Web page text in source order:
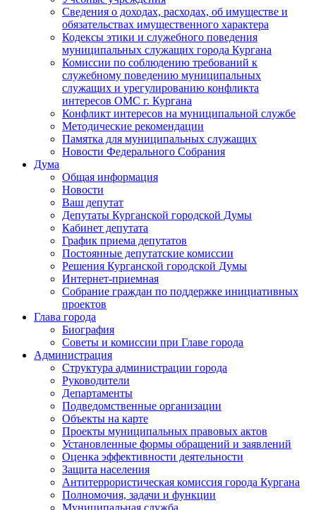
Сведения о доходах, расходах, об имуществе и
обязательствах имущественного характера
Кодексы этики и служебного поведения
муниципальных служащих города Кургана
Комиссии по соблюдению требований к
служебному поведению муниципальных
служащих и урегулированию конфликта
интересов ОМС г. Кургана
Конфликт интересов на муниципальной службе
Методические рекомендации
Памятка для муниципальных служащих
Новости Федерального Cобрания
Дума
Общая информация
Новости
Ваш депутат
Депутаты Курганской городской Думы
Кабинет депутата
График приема депутатов
Постоянные депутатские комиссии
Решения Курганской городской Думы
Интернет-приемная
Собрание граждан по поддержке инициативных
проектов
Глава города
Биография
Советы и комиссии при Главе города
Администрация
Структура администрации города
Руководители
Департаменты
Подведомственные организации
Объекты на карте
Проекты муниципальных правовых актов
Установленные формы обращений и заявлений
Оценка эффективности деятельности
Защита населения
Антитеррористическая комиссия города Кургана
Полномочия, задачи и функции
Муниципальная служба